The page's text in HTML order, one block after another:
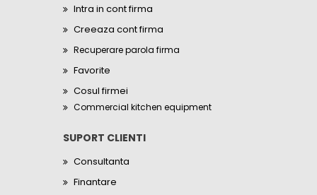
Intra in cont firma
Creeaza cont firma
Recuperare parola firma
Favorite
Cosul firmei
Commercial kitchen equipment
SUPORT CLIENTI
Consultanta
Finantare